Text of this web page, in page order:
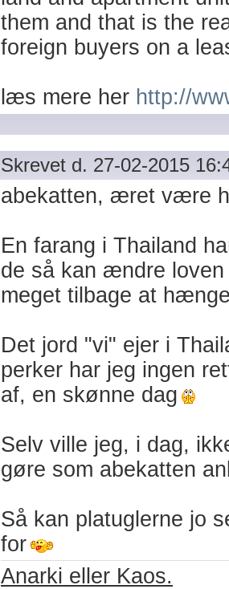
them and that is the
foreign buyers on a
læs mere her http://
Skrevet d. 27-02-2015
abekatten, æret være
En farang i Thailand
de så kan ændre
meget tilbage at
Det jord "vi" ejer i
perker har jeg ingen
af, en skønne dag
Selv ville jeg, i dag,
gøre som abekatten
Så kan platuglerne jo
for
Anarki eller Kaos.